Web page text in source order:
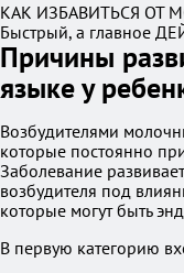
КАК ИЗБАВИТЬСЯ ОТ
Быстрый, а главное
Причины
языке у
Возбудителями
которые постоянно
Заболевание
возбудителя под
которые могут быть
В первую категорию